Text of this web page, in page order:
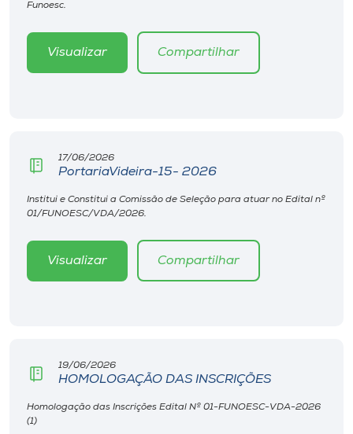
Unoesc
Funoesc.
Visualizar Compartilhar
17/06/2026
PortariaVideira-15- 2026
Institui e Constitui a Comissão de Seleção para atuar no Edital nº
01/FUNOESC/VDA/2026.
Visualizar Compartilhar
19/06/2026
HOMOLOGAÇÃO DAS INSCRIÇÕES
Homologação das Inscrições Edital Nº 01-FUNOESC-VDA-2026
(1)